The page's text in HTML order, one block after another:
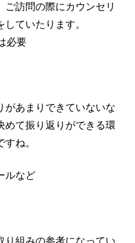
ご訪問の際にカウンセリ
ていたります。
必要
があまりできていないな
めて振り返りができる環
ね。
ルなど